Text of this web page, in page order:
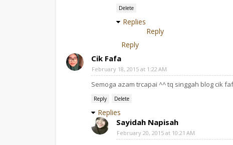
Delete
Replies
Reply
Reply
Cik Fafa
February 18, 2015 at 1:22 AM
Semoga azam trcapai ^^ tq singgah blog cik
Reply Delete
Replies
Sayidah Napisah
February 20, 2015 at 10:21 AM